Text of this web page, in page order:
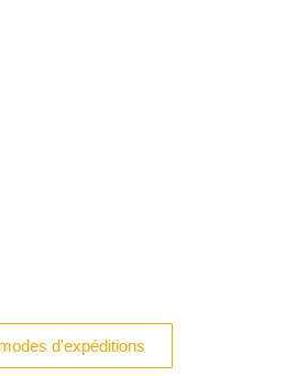
d'expéditions